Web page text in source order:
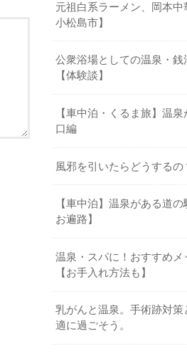
元祖白系ラーメン、岡本中
小松島市】
公衆浴場としての温泉・銭
【体験談】
【車中泊・くるま旅】温
口編
風邪を引いたらどうするの
【車中泊】温泉がある道
お遍路】
温泉・スパに！おすすめメ
【お手入れ方法も】
乳がんと温泉。手術跡対
適に過ごそう。